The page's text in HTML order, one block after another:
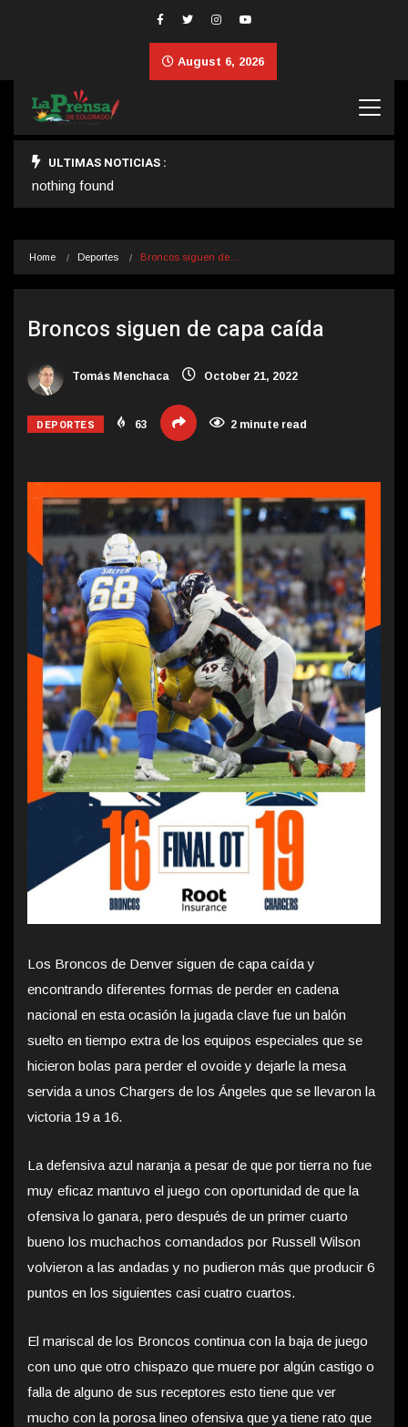
August 6, 2026
ULTIMAS NOTICIAS :
nothing found
Home Deportes Broncos siguen de…
Broncos siguen de capa caída
Tomás Menchaca October 21, 2022
DEPORTES 63 2 minute read
Los Broncos de Denver siguen de capa caída y
encontrando diferentes formas de perder en cadena
nacional en esta ocasión la jugada clave fue un balón
suelto en tiempo extra de los equipos especiales que se
hicieron bolas para perder el ovoide y dejarle la mesa
servida a unos Chargers de los Ángeles que se llevaron la
victoria 19 a 16.
La defensiva azul naranja a pesar de que por tierra no fue
muy eficaz mantuvo el juego con oportunidad de que la
ofensiva lo ganara, pero después de un primer cuarto
bueno los muchachos comandados por Russell Wilson
volvieron a las andadas y no pudieron más que producir 6
puntos en los siguientes casi cuatro cuartos.
El mariscal de los Broncos continua con la baja de juego
con uno que otro chispazo que muere por algún castigo o
falla de alguno de sus receptores esto tiene que ver
mucho con la porosa lineo ofensiva que ya tiene rato que